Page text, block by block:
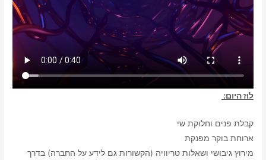
לוז היום:
קבלת פנים וחלוקת שי
ארוחת בוקר מפנקת
מירוץ גיבושי ושאלות טריוויה (הקשורות גם לידע על החברה) בדרך